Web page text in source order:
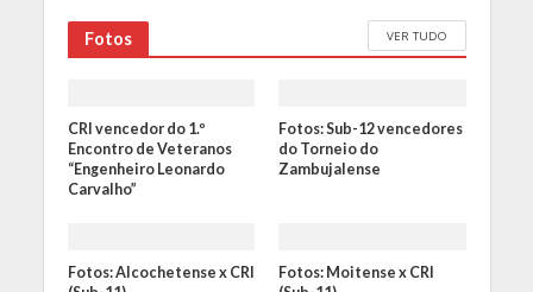
Fotos VER TUDO
CRI vencedor do 1.º
Encontro de Veteranos
“Engenheiro Leonardo
Carvalho”
Fotos: Sub-12 vencedores
do Torneio do
Zambujalense
Fotos: Alcochetense x CRI
Fotos: Moitense x CRI